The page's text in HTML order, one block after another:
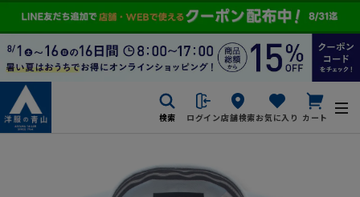
検索 ログイン店舗検索お気に入り カート